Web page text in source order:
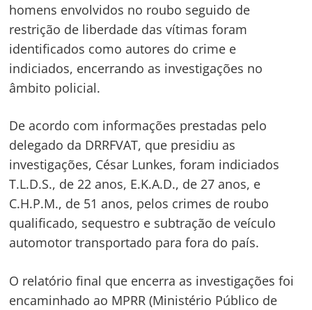
homens envolvidos no roubo seguido de
restrição de liberdade das vítimas foram
identificados como autores do crime e
indiciados, encerrando as investigações no
âmbito policial.
De acordo com informações prestadas pelo
delegado da DRRFVAT, que presidiu as
investigações, César Lunkes, foram indiciados
T.L.D.S., de 22 anos, E.K.A.D., de 27 anos, e
C.H.P.M., de 51 anos, pelos crimes de roubo
qualificado, sequestro e subtração de veículo
automotor transportado para fora do país.
O relatório final que encerra as investigações foi
encaminhado ao MPRR (Ministério Público de